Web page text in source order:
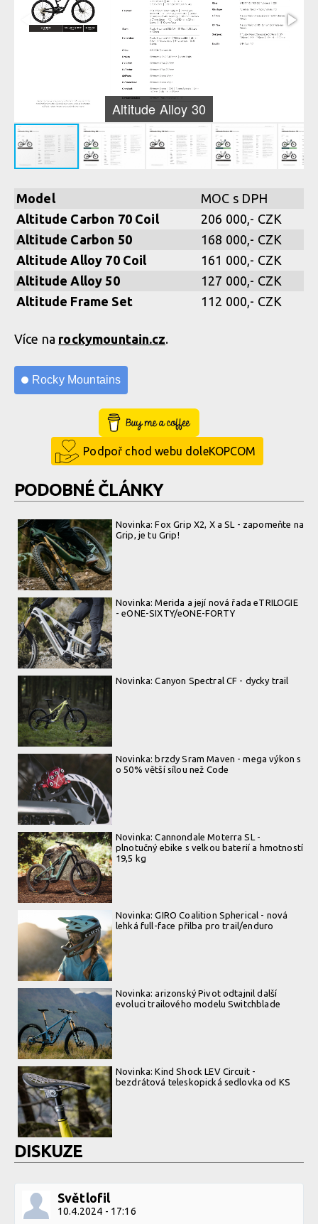
Altitude Alloy 30
Model
MOC s DPH
Altitude Carbon 70 Coil
206 000,- CZK
Altitude Carbon 50
168 000,- CZK
Altitude Alloy 70 Coil
161 000,- CZK
Altitude Alloy 50
127 000,- CZK
Altitude Frame Set
112 000,- CZK
Více na rockymountain.cz.
Rocky Mountains
Buy Me a Coffee
Podpoř chod webu doleKOPCOM
PODOBNÉ ČLÁNKY
Novinka: Fox Grip X2, X a SL - zapomeňte na
Grip, je tu Grip!
Novinka: Merida a její nová řada eTRILOGIE
- eONE-SIXTY/eONE-FORTY
Novinka: Canyon Spectral CF - dycky trail
Novinka: brzdy Sram Maven - mega výkon s
o 50% větší sílou než Code
Novinka: Cannondale Moterra SL -
plnotučný ebike s velkou baterií a hmotností
19,5 kg
Novinka: GIRO Coalition Spherical - nová
lehká full-face přilba pro trail/enduro
Novinka: arizonský Pivot odtajnil další
evoluci trailového modelu Switchblade
Novinka: Kind Shock LEV Circuit -
bezdrátová teleskopická sedlovka od KS
DISKUZE
Světlofil
10.4.2024 - 17:16